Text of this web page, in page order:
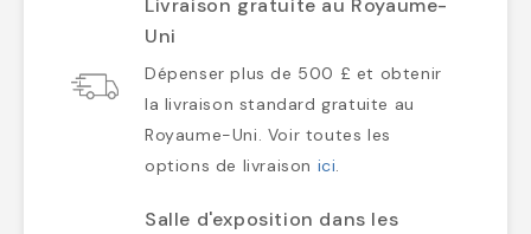
Livraison gratuite au Royaume-
Uni
Dépenser plus de 500 £ et obtenir
la livraison standard gratuite au
Royaume-Uni. Voir toutes les
options de livraison ici.
Salle d'exposition dans les